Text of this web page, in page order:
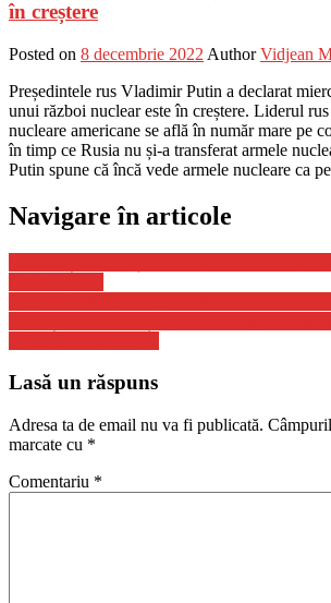
în creștere
Posted on 8 decembrie 2022 Author Vidjean
Președintele rus Vladimir Putin a declarat
unui război nuclear este în creștere. Liderul rus
nucleare americane se află în număr mare pe
în timp ce Rusia nu și-a transferat armele
Putin spune că încă vede armele nucleare ca
Navigare în articole
Lasă un răspuns
Adresa ta de email nu va fi publicată.
marcate cu *
Comentariu *